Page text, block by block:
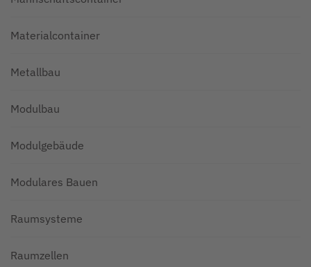
Materialcontainer
Metallbau
Modulbau
Modulgebäude
Modulares Bauen
Raumsysteme
Raumzellen